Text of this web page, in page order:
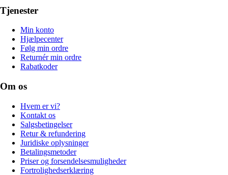
Tjenester
Min konto
Hjælpecenter
Følg min ordre
Returnér min ordre
Rabatkoder
Om os
Hvem er vi?
Kontakt os
Salgsbetingelser
Retur & refundering
Juridiske oplysninger
Betalingsmetoder
Priser og forsendelsesmuligheder
Fortrolighedserklæring